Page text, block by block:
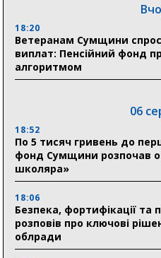
18:20
Ветеранам Сумщини
виплат: Пенсійний фонд
алгоритмом
06
18:52
По 5 тисяч гривень до
фонд Сумщини розпочав
школяра»
18:06
Безпека, фортифікації та
розповів про ключові
облради